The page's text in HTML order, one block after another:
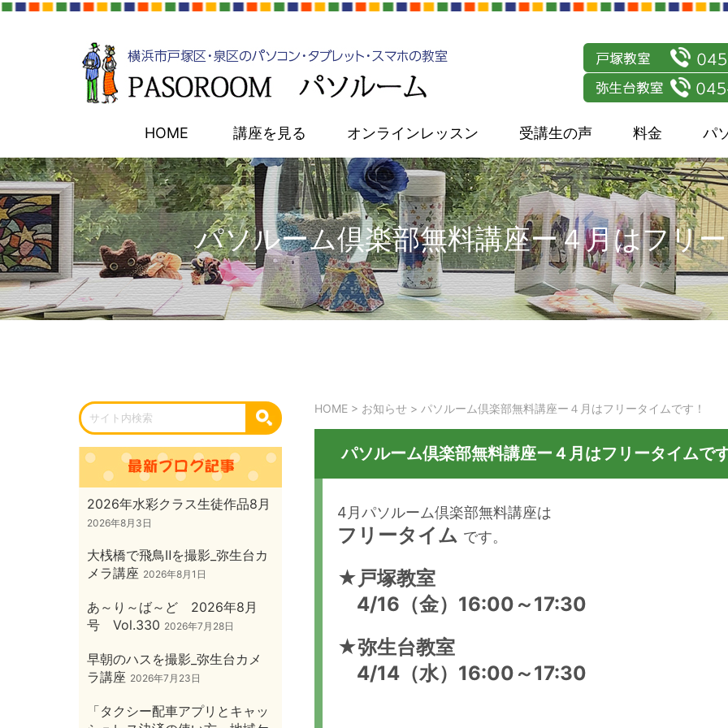
HOME 講座を見る オンラインレッスン 受講生の声 料金 パ
パソルーム倶楽部無料講座ー４月はフリ
HOME > お知らせ > パソルーム倶楽部無料講座ー４月はフリータイムです！
パソルーム倶楽部無料講座ー４月はフリータイムで
4月パソルーム倶楽部無料講座は
フリータイム です。
★戸塚教室
4/16（金）16:00～17:30
★弥生台教室
4/14（水）16:00～17:30
2026年水彩クラス生徒作品8月
2026年8月3日
大桟橋で飛鳥Ⅱを撮影_弥生台カ
メラ講座 2026年8月1日
あ～り～ば～ど 2026年8月
号 Vol.330 2026年7月28日
早朝のハスを撮影_弥生台カメ
ラ講座 2026年7月23日
「タクシー配車アプリとキャッ